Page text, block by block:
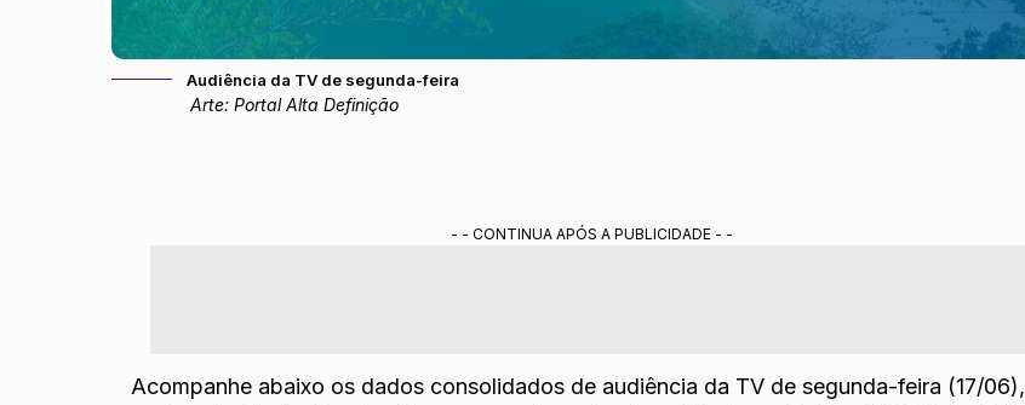
Audiência da TV de segunda-feira
Arte: Portal Alta Definição
- - CONTINUA APÓS A PUBLICIDADE - -
Acompanhe abaixo os dados consolidados de audiência da TV de segunda-feira (17/06),